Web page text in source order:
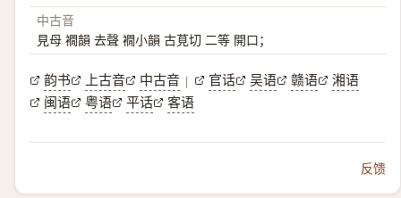
中古音
見母 襉韻 去聲 襉小韻 古莧切 二等 開口；
韵书 上古音 中古音 | 官话 吴语 赣语
湘语
闽语
粤语 平话 客语
反馈